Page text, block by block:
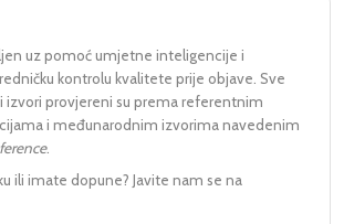
uz pomoć umjetne inteligencije i
kontrolu kvalitete prije objave. Sve
izvori provjereni su prema referentnim
i međunarodnim izvorima navedenim
.
ili imate dopune? Javite nam se na